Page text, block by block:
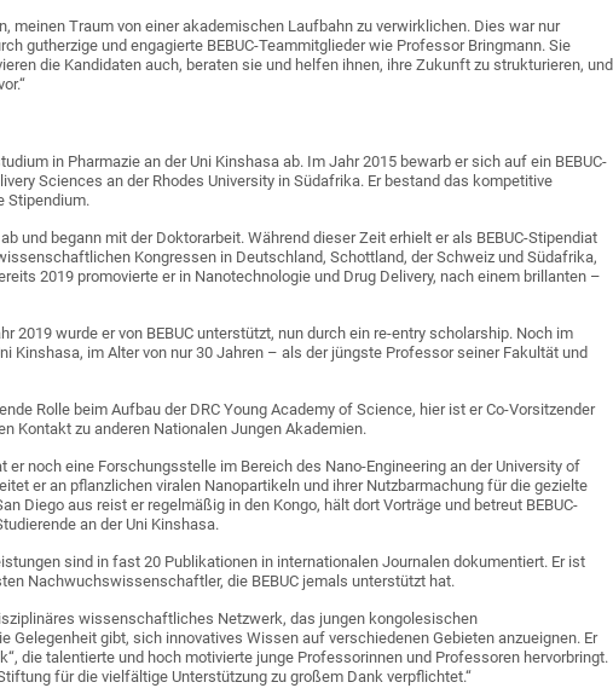
meinen Traum von einer akademischen Laufbahn zu verwirklichen. Dies war nur
gutherzige und engagierte BEBUC-Teammitglieder wie Professor Bringmann. Sie
die Kandidaten auch, beraten sie und helfen ihnen, ihre Zukunft zu strukturieren, und
in Pharmazie an der Uni Kinshasa ab. Im Jahr 2015 bewarb er sich auf ein BEBUC-
Sciences an der Rhodes University in Südafrika. Er bestand das kompetitive
Stipendium.
und begann mit der Doktorarbeit. Während dieser Zeit erhielt er als BEBUC-Stipendiat
Kongressen in Deutschland, Schottland, der Schweiz und Südafrika,
2019 promovierte er in Nanotechnologie und Drug Delivery, nach einem brillanten –
2019 wurde er von BEBUC unterstützt, nun durch ein re-entry scholarship. Noch im
Kinshasa, im Alter von nur 30 Jahren – als der jüngste Professor seiner Fakultät und
Rolle beim Aufbau der DRC Young Academy of Science, hier ist er Co-Vorsitzender
Kontakt zu anderen Nationalen Jungen Akademien.
er noch eine Forschungsstelle im Bereich des Nano-Engineering an der University of
er an pflanzlichen viralen Nanopartikeln und ihrer Nutzbarmachung für die gezielte
Diego aus reist er regelmäßig in den Kongo, hält dort Vorträge und betreut BEBUC-
an der Uni Kinshasa.
sind in fast 20 Publikationen in internationalen Journalen dokumentiert. Er ist
Nachwuchswissenschaftler, die BEBUC jemals unterstützt hat.
wissenschaftliches Netzwerk, das jungen kongolesischen
gibt, sich innovatives Wissen auf verschiedenen Gebieten anzueignen. Er
die talentierte und hoch motivierte junge Professorinnen und Professoren hervorbringt.
für die vielfältige Unterstützung zu großem Dank verpflichtet.“